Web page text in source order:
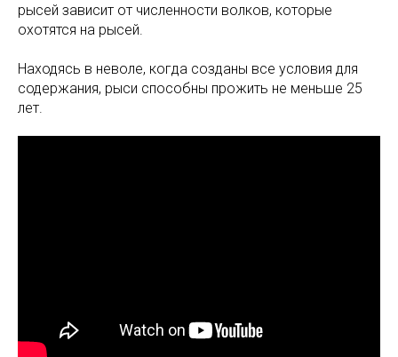
рысей зависит от численности волков, которые
охотятся на рысей.
Находясь в неволе, когда созданы все условия для
содержания, рыси способны прожить не меньше 25
лет.